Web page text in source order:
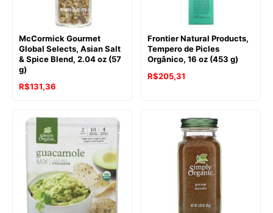
McCormick Gourmet
Global Selects, Asian Salt
& Spice Blend, 2.04 oz (57
g)
R$131,36
Frontier Natural Products,
Tempero de Picles
Orgânico, 16 oz (453 g)
R$205,31